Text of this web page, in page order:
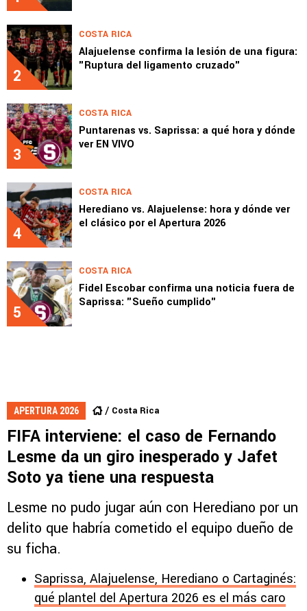
2
COSTA RICA
Alajuelense confirma la lesión de una figura:
"Ruptura del ligamento cruzado"
3
COSTA RICA
Puntarenas vs. Saprissa: a qué hora y dónde
ver EN VIVO
4
COSTA RICA
Herediano vs. Alajuelense: hora y dónde ver
el clásico por el Apertura 2026
5
COSTA RICA
Fidel Escobar confirma una noticia fuera de
Saprissa: "Sueño cumplido"
APERTURA 2026 Costa Rica
FIFA interviene: el caso de Fernando
Lesme da un giro inesperado y Jafet
Soto ya tiene una respuesta
Lesme no pudo jugar aún con Herediano por un
delito que habría cometido el equipo dueño de
su ficha.
Saprissa, Alajuelense, Herediano o Cartaginés:
qué plantel del Apertura 2026 es el más caro